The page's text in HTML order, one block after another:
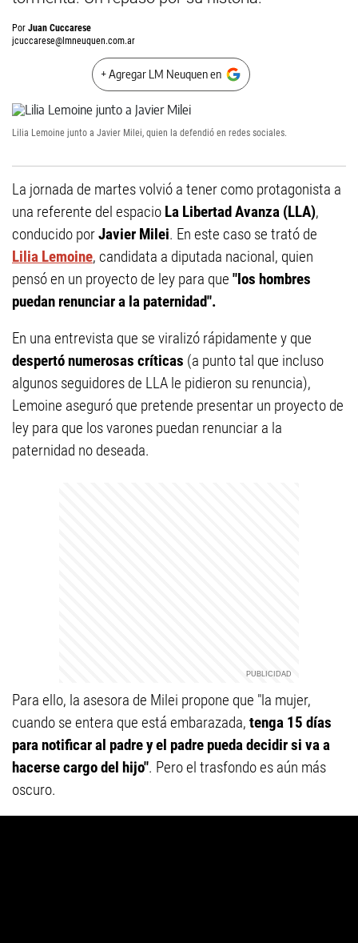
Por Juan Cuccarese
jcuccarese@lmneuquen.com.ar
+ Agregar LM Neuquen en
Lilia Lemoine junto a Javier Milei, quien la defendió en redes sociales.
La jornada de martes volvió a tener como protagonista a
una referente del espacio La Libertad Avanza (LLA),
conducido porJavier Milei. En este caso se trató de
Lilia Lemoine, candidata a diputada nacional, quien
pensó en un proyecto de ley para que "los hombres
puedan renunciar a la paternidad".
En una entrevista que se viralizó rápidamente y que
despertó numerosas críticas (a punto tal que incluso
algunos seguidores de LLA le pidieron su renuncia),
Lemoine aseguró que pretende presentar un proyecto de
ley para que los varones puedan renunciar a la
paternidad no deseada.
Para ello, la asesora de Milei propone que "la mujer,
cuando se entera que está embarazada, tenga 15 días
para notificar al padre y el padre pueda decidir si va a
hacerse cargo del hijo". Pero el trasfondo es aún más
oscuro.